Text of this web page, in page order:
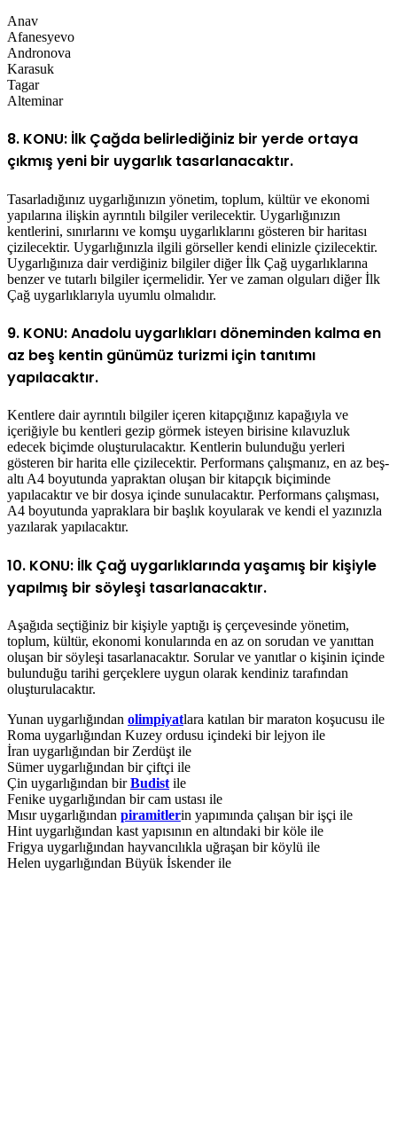
Anav
Afanesyevo
Andronova
Karasuk
Tagar
Alteminar
8. KONU: İlk Çağda belirlediğiniz bir yerde ortaya
çıkmış yeni bir uygarlık tasarlanacaktır.
Tasarladığınız uygarlığınızın yönetim, toplum, kültür ve ekonomi
yapılarına ilişkin ayrıntılı bilgiler verilecektir. Uygarlığınızın
kentlerini, sınırlarını ve komşu uygarlıklarını gösteren bir haritası
çizilecektir. Uygarlığınızla ilgili görseller kendi elinizle çizilecektir.
Uygarlığınıza dair verdiğiniz bilgiler diğer İlk Çağ uygarlıklarına
benzer ve tutarlı bilgiler içermelidir. Yer ve zaman olguları diğer İlk
Çağ uygarlıklarıyla uyumlu olmalıdır.
9. KONU: Anadolu uygarlıkları döneminden kalma en
az beş kentin günümüz turizmi için tanıtımı
yapılacaktır.
Kentlere dair ayrıntılı bilgiler içeren kitapçığınız kapağıyla ve
içeriğiyle bu kentleri gezip görmek isteyen birisine kılavuzluk
edecek biçimde oluşturulacaktır. Kentlerin bulunduğu yerleri
gösteren bir harita elle çizilecektir. Performans çalışmanız, en az beş-
altı A4 boyutunda yapraktan oluşan bir kitapçık biçiminde
yapılacaktır ve bir dosya içinde sunulacaktır. Performans çalışması,
A4 boyutunda yapraklara bir başlık koyularak ve kendi el yazınızla
yazılarak yapılacaktır.
10. KONU: İlk Çağ uygarlıklarında yaşamış bir kişiyle
yapılmış bir söyleşi tasarlanacaktır.
Aşağıda seçtiğiniz bir kişiyle yaptığı iş çerçevesinde yönetim,
toplum, kültür, ekonomi konularında en az on sorudan ve yanıttan
oluşan bir söyleşi tasarlanacaktır. Sorular ve yanıtlar o kişinin içinde
bulunduğu tarihi gerçeklere uygun olarak kendiniz tarafından
oluşturulacaktır.
Yunan uygarlığından olimpiyatlara katılan bir maraton koşucusu ile
Roma uygarlığından Kuzey ordusu içindeki bir lejyon ile
İran uygarlığından bir Zerdüşt ile
Sümer uygarlığından bir çiftçi ile
Çin uygarlığından birBudist ile
Fenike uygarlığından bir cam ustası ile
Mısır uygarlığından piramitlerin yapımında çalışan bir işçi ile
Hint uygarlığından kast yapısının en altındaki bir köle ile
Frigya uygarlığından hayvancılıkla uğraşan bir köylü ile
Helen uygarlığından Büyük İskender ile